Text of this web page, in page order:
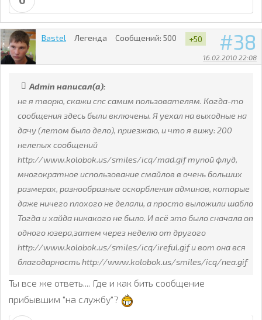
38
16.02.2010 22:08
Bastel Легенда Сообщений: 500 +50
Admin написал(а):
не я творю, скажи спс самим пользователям. Когда-то
сообщения здесь были включены. Я уехал на выходные на
дачу (летом было дело), приезжаю, и что я вижу: 200
нелепых сообщений
http://www.kolobok.us/smiles/icq/mad.gif тупой флуд,
многократное использование смайлов в очень больших
размерах, разнообразные оскорбления админов, которые
даже ничего плохого не делали, а просто выложили шаблон.
Тогда и хайда никакого не было. И всё это было сначала от
одного юзера,затем через неделю от другого
http://www.kolobok.us/smiles/icq/ireful.gif и вот она вся
благодарность http://www.kolobok.us/smiles/icq/nea.gif
Ты все же ответь.... Где и как бить сообщение
прибывшим "на службу"?